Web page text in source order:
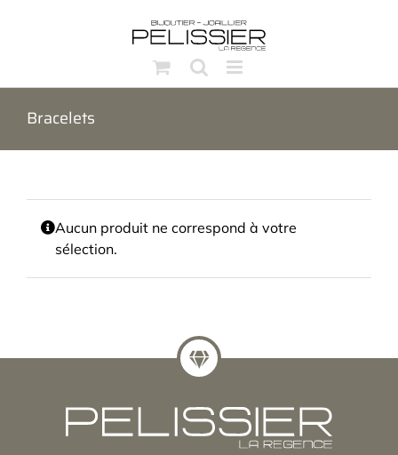
Bracelets
Aucun produit ne correspond à votre
sélection.